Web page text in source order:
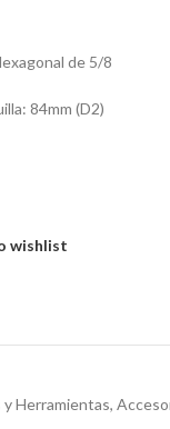
de 5/8
84mm (D2)
wishlist
Herramientas,